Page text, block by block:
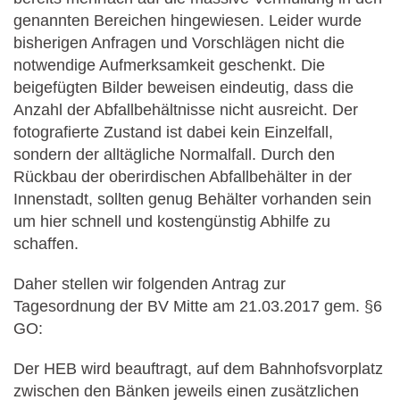
genannten Bereichen hingewiesen. Leider wurde
bisherigen Anfragen und Vorschlägen nicht die
notwendige Aufmerksamkeit geschenkt. Die
beigefügten Bilder beweisen eindeutig, dass die
Anzahl der Abfallbehältnisse nicht ausreicht. Der
fotografierte Zustand ist dabei kein Einzelfall,
sondern der alltägliche Normalfall. Durch den
Rückbau der oberirdischen Abfallbehälter in der
Innenstadt, sollten genug Behälter vorhanden sein
um hier schnell und kostengünstig Abhilfe zu
schaffen.
Daher stellen wir folgenden Antrag zur
Tagesordnung der BV Mitte am 21.03.2017 gem. §6
GO:
Der HEB wird beauftragt, auf dem Bahnhofsvorplatz
zwischen den Bänken jeweils einen zusätzlichen